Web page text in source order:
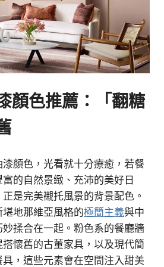
顏色推薦：「翻糖
顏色，光看就十分療癒，若餐
的自然景緻、充沛的美好日
是完美襯托風景的背景配色。
堪地那維亞風格的極簡主義與中
揉合在一起。粉色系的餐廳牆
懷舊的古董家具，以及現代簡
，這些元素會在空間注入甜美